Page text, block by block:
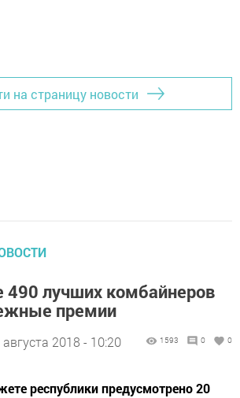
на страницу новости
490 лучших комбайнеров
премии
августа 2018 - 10:20 1593 0 0
республики предусмотрено 20